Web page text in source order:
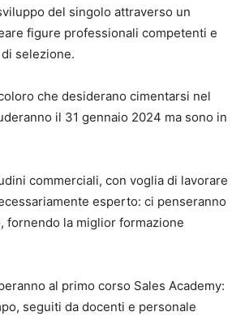
del singolo attraverso un
figure professionali competenti e
selezione.
che desiderano cimentarsi nel
il 31 gennaio 2024 ma sono in
commerciali, con voglia di lavorare
esperto: ci penseranno
fornendo la miglior formazione
al primo corso Sales Academy:
seguiti da docenti e personale